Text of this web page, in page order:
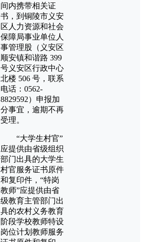
间内携带相关证
书，到铜陵市义安
区人力资源和社会
保障局事业单位人
事管理股（义安区
顺安镇和谐路 399
号义安区行政中心
北楼 506 号，联系
电话：0562-
8829592）申报加
分事宜，逾期不再
受理。
“大学生村官”
应提供由省级组织
部门出具的大学生
村官服务证书原件
和复印件，“特岗
教师”应提供由省
级教育主管部门出
具的农村义务教育
阶段学校教师特设
岗位计划教师服务